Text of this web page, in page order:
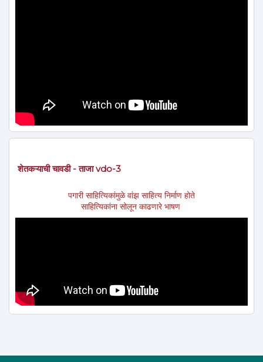
शेतकऱ्याची चावडी - ताजा vdo-3
पगारी साहित्यिकांमुळे वांझ साहित्य निर्माण होते
साहित्यिकांना सोलून काढणारे भाषण